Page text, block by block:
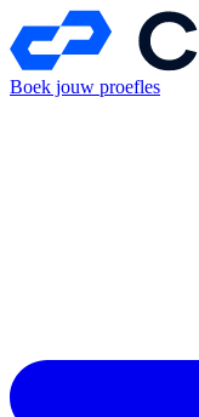
Boek jouw proefles